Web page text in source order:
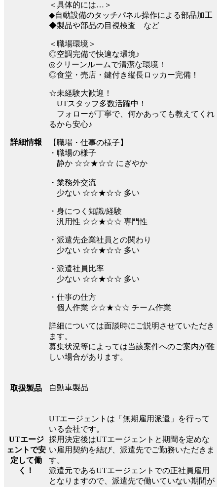
詳細情報
＜具体的には…＞
◆自動設備のタッチパネル操作による部品加工
◆製品や部品の目視検査 など
＜職場環境＞
◎空調完備で快適な環境♪
◎クリーンルームで清潔な環境！
◎食堂・売店・鍵付き縦長ロッカー完備！
☆未経験大歓迎！
UTスタッフ多数活躍中！
フォローが丁寧で、何かあっても教えてくれ
るから安心♪
【職場・仕事の様子】
・職場の様子
静か ☆☆★☆☆ にぎやか
・業務外交流
少ない ☆☆★☆☆ 多い
・身につく知識/経験
汎用性 ☆☆★☆☆ 専門性
・派遣先企業社員との関わり
少ない ☆☆★☆☆ 多い
・派遣社員比率
少ない ☆☆★☆☆ 多い
・仕事の仕方
個人作業 ☆☆★☆☆ チーム作業
詳細については面談時にご説明させていただき
ます。
募集状況等によっては当該案件へのご案内が難
しい場合があります。
取扱製品 自動車製品
UTエージ
ェントで安
定して働
く！
UTエージェントは「無期雇用派遣」を行って
いる会社です。
採用決定後はUTエージェントと期間を定めな
い雇用契約を結び、派遣先でご勤務いただきま
す。
派遣元であるUTエージェントでの正社員雇用
となりますので、派遣先で働いていない期間が